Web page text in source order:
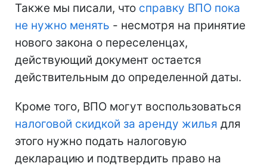
Также мы писали, что справку ВПО пока
не нужно менять - несмотря на принятие
нового закона о переселенцах,
действующий документ остается
действительным до определенной даты.
Кроме того, ВПО могут воспользоваться
налоговой скидкой за аренду жилья для
этого нужно подать налоговую
декларацию и подтвердить право на